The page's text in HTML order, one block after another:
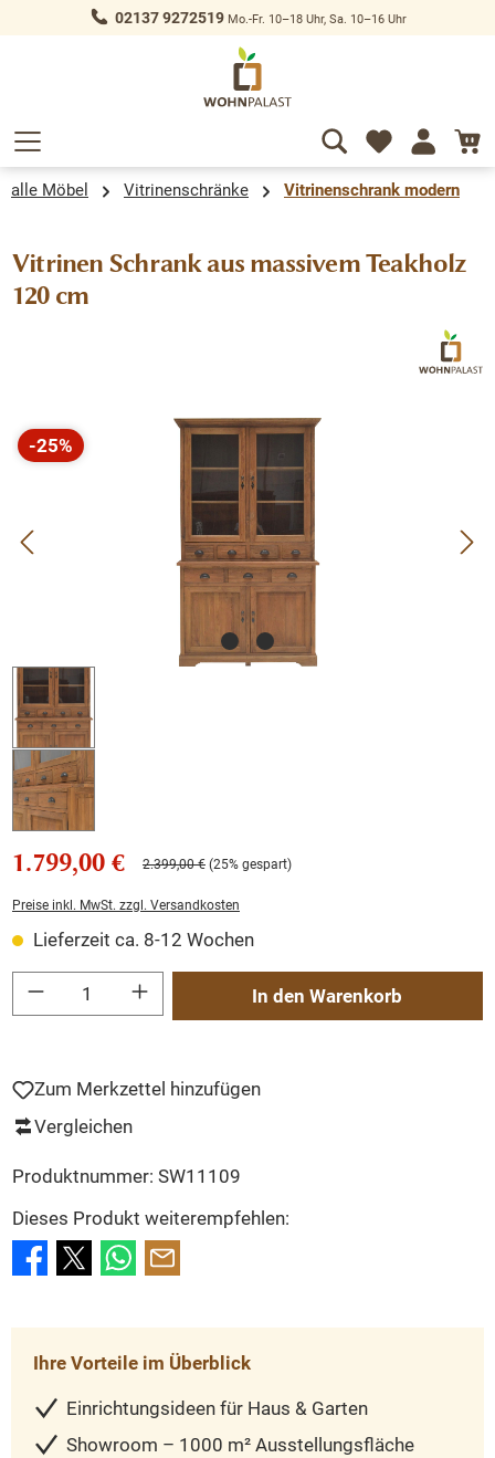
springen 02137 9272519Mo.-Fr. 10–18 Uhr, Sa. 10–16 Uhr
alle Möbel Vitrinenschränke Vitrinenschrank modern
Vitrinen Schrank aus massivem Teakholz
120 cm
Bildergalerie überspringen
-25%
Rabatt
1.799,00 € 2.399,00 € (25% gespart)
Preise inkl. MwSt. zzgl. Versandkosten
Lieferzeit ca. 8-12 Wochen
Produkt Anzahl: Gib den gewünschten Wert ein oder benutze die Schaltflächen
In den Warenkorb
Zum Merkzettel hinzufügen
Vergleichen
Produktnummer: SW11109
Dieses Produkt weiterempfehlen:
Ihre Vorteile im Überblick
Einrichtungsideen für Haus & Garten
Showroom – 1000 m² Ausstellungsfläche